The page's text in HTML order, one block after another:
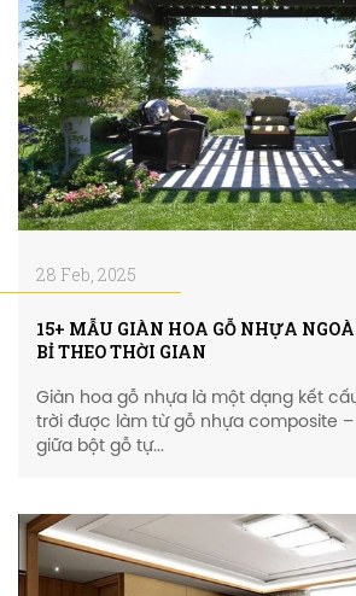
28 Feb, 2025
15+ MẪU GIÀN HOA GỖ NHỰA
BỈ THEO THỜI GIAN
Giàn hoa gỗ nhựa là một dạng kết
trời được làm từ gỗ nhựa composite
giữa bột gỗ tự...